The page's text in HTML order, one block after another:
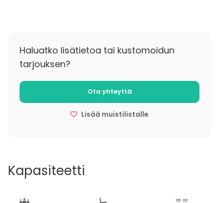
Haluatko lisätietoa tai kustomoidun
tarjouksen?
Ota yhteyttä
Lisää muistilistalle
Kapasiteetti